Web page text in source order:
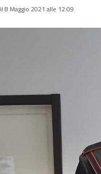
il 8 Maggio 2021 alle 12:09